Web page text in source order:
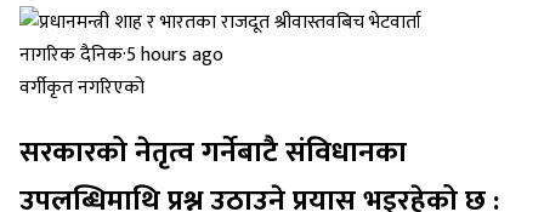
नागरिक दैनिक·5 hours ago
वर्गीकृत नगरिएको
सरकारको नेतृत्व गर्नेबाटै संविधानका
उपलब्धिमाथि प्रश्न उठाउने प्रयास भइरहेको छ :